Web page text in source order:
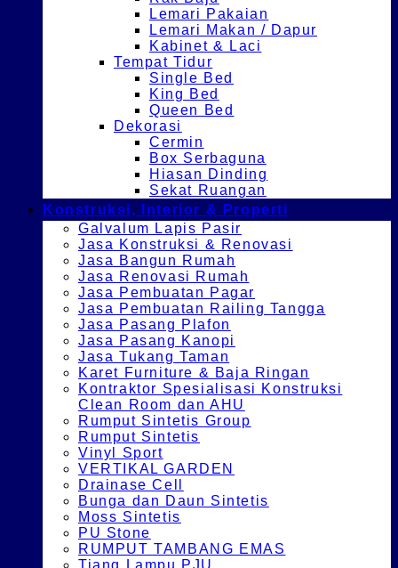
Lemari Pakaian
Lemari Makan / Dapur
Kabinet & Laci
Tempat Tidur
Single Bed
King Bed
Queen Bed
Dekorasi
Cermin
Box Serbaguna
Hiasan Dinding
Sekat Ruangan
Konstruksi, Interior & Properti
Galvalum Lapis Pasir
Jasa Konstruksi & Renovasi
Jasa Bangun Rumah
Jasa Renovasi Rumah
Jasa Pembuatan Pagar
Jasa Pembuatan Railing Tangga
Jasa Pasang Plafon
Jasa Pasang Kanopi
Jasa Tukang Taman
Karet Furniture & Baja Ringan
Kontraktor Spesialisasi Konstruksi
Clean Room dan AHU
Rumput Sintetis Group
Rumput Sintetis
Vinyl Sport
VERTIKAL GARDEN
Drainase Cell
Bunga dan Daun Sintetis
Moss Sintetis
PU Stone
RUMPUT TAMBANG EMAS
Tiang Lampu PJU